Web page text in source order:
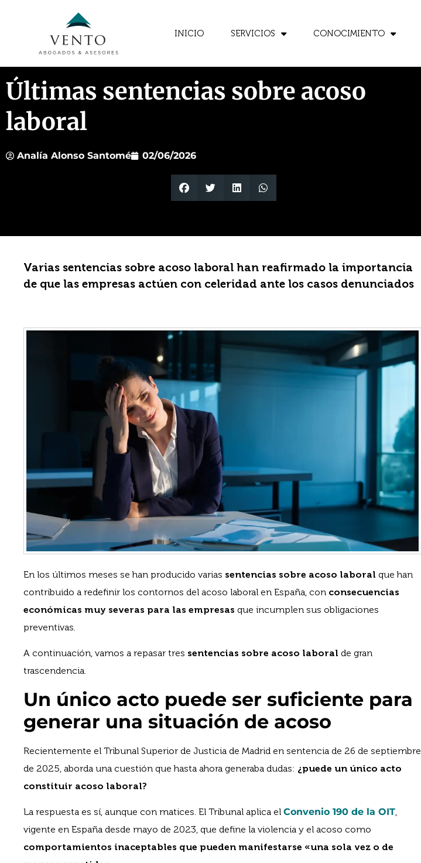
INICIO SERVICIOS CONOCIMIENTO
Últimas sentencias sobre acoso
laboral
Analía Alonso Santomé 02/06/2026
Varias sentencias sobre acoso laboral han reafirmado la importancia
de que las empresas actúen con celeridad ante los casos denunciados
En los últimos meses se han producido varias sentencias sobre acoso laboral que han
contribuido a redefinir los contornos del acoso laboral en España, con consecuencias
económicas muy severas para las empresas que incumplen sus obligaciones
preventivas.
A continuación, vamos a repasar tres sentencias sobre acoso laboral de gran
trascendencia.
Un único acto puede ser suficiente para
generar una situación de acoso
Recientemente el Tribunal Superior de Justicia de Madrid en sentencia de 26 de septiembre
de 2025, aborda una cuestión que hasta ahora generaba dudas: ¿puede un único acto
constituir acoso laboral?
La respuesta es sí, aunque con matices. El Tribunal aplica el Convenio 190 de la OIT,
vigente en España desde mayo de 2023, que define la violencia y el acoso como
comportamientos inaceptables que pueden manifestarse «una sola vez o de